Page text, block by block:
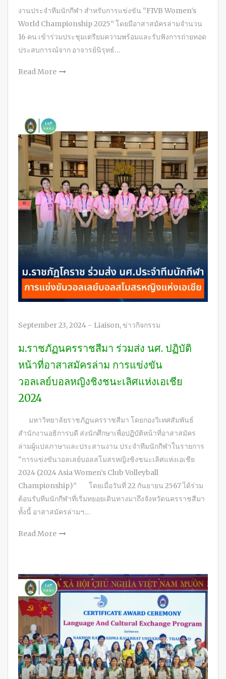
งานประจำทีมนักกีฬา สำหรับการแข่งขัน “FIVB Women’s
World Championship 2025” โดยมีอาสาสมัครล่ามจำนวน
16 คน เข้าร่วมประชุมเตรียมความพร้อมและรับฟังการถ่ายทอด
ประสบการณ์จาก อาจารย์นิรุทธ์…
Read More
September 23, 2024 - Liaison,ข่าวกิจกรรม
ม.ราชภัฏนครราชสีมา ร่วมส่ง นศ. ปฏิบัติ
หน้าที่อาสาสมัครล่าม การแข่งขัน
วอลเลย์บอลหญิงชิงชนะเลิศแห่งเอเชีย
2024
มหาวิทยาลัยราชภัฏนครราชสีมา โดยกองวิเทศสัมพันธ์
สำนักงานอธิการบดี ส่งนักศึกษาเพื่อปฏิบัติหน้าที่อาสาสมัคร
ล่ามผู้แปลภาษาและประสานงาน ประจำทีมนักกีฬาในรายการ
“การแข่งขันวอลเลย์บอลสโมสรหญิงชิงชนะเลิศแห่งเอเชีย
2024 (2024 Asia Women’s Club Volleyball
Championship)” โดยเมื่อวันที่ 22 กันยายน 2567 ได้ร่วม
ต้อนรับทีมนักกีฬาที่เริ่มทยอยเดินทางมาถึงจังหวัดนครราชสีมา
ทั้งนี้ อาสาสมัครล่ามฯ…
Read More